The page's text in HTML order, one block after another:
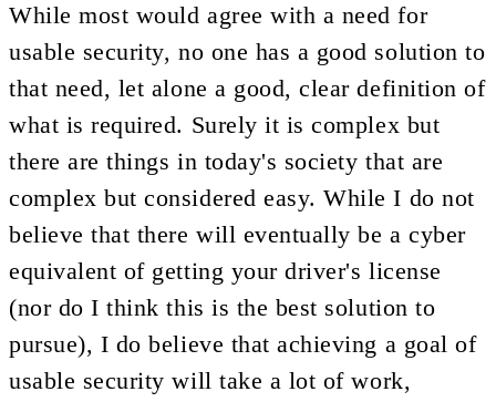
While most would agree with a need for
usable security, no one has a good solution to
that need, let alone a good, clear definition of
what is required. Surely it is complex but
there are things in today's society that are
complex but considered easy. While I do not
believe that there will eventually be a cyber
equivalent of getting your driver's license
(nor do I think this is the best solution to
pursue), I do believe that achieving a goal of
usable security will take a lot of work,